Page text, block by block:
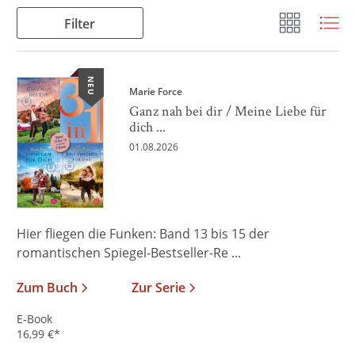
Filter
NEU Marie Force
Ganz nah bei dir / Meine Liebe für
dich ...
01.08.2026
Hier fliegen die Funken: Band 13 bis 15 der
romantischen Spiegel-Bestseller-Re ...
Zum Buch
Zur Serie
E-Book
16,99 €*